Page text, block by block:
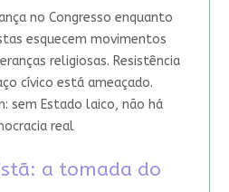
no Congresso enquanto
esquecem movimentos
religiosas. Resistência
cívico está ameaçado.
sem Estado laico, não há
real
a tomada do